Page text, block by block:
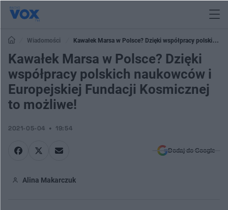
Wiadomości
Kawałek Marsa w Polsce? Dzięki współpracy polskich
naukowców i Europejskiej Fundacji Kosmicznej to możliwe!
Kawałek Marsa w Polsce? Dzięki
współpracy polskich naukowców i
Europejskiej Fundacji Kosmicznej
to możliwe!
2021-05-04 19:54
Dodaj do Google
Alina Makarczuk